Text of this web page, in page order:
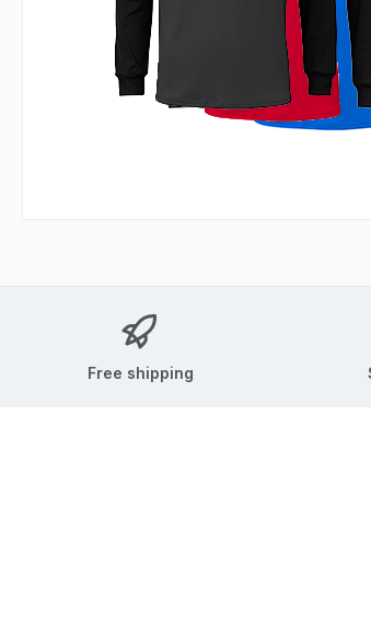
Free shipping